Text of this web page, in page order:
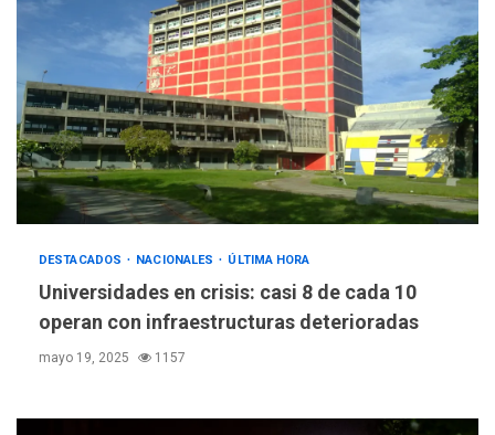
DESTACADOS NACIONALES ÚLTIMA HORA
Universidades en crisis: casi 8 de cada 10
operan con infraestructuras deterioradas
mayo 19, 2025 1157